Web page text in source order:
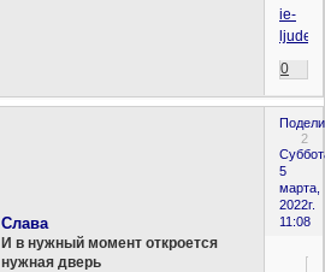
ie-
ljudej/
0
2
5
марта,
2022г.
11:08
Слава
И в нужный момент откроется
нужная дверь